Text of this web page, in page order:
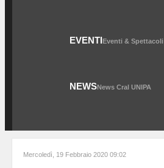
EVENTIEventi & Spettacoli
NEWSNews Cral UNIPA
Mercoledì, 19 Febbraio 2020 09:02